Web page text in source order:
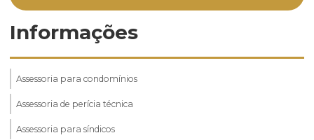
Informações
Assessoria para condomínios
Assessoria de perícia técnica
Assessoria para síndicos